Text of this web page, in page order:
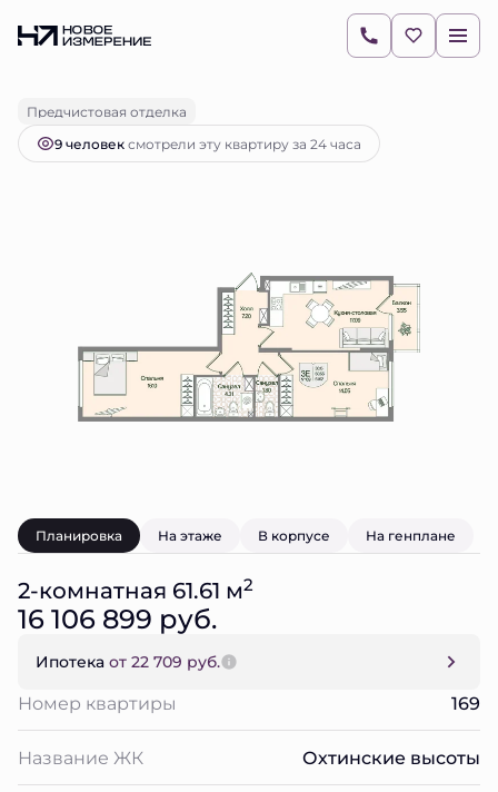
2-комнатная 16 106 899 руб.
Ипотекаот 22 709 руб.
Предчистовая отделка
9 человексмотрели эту квартиру за 24 часа
Планировка На этаже В корпусе На генплане
2-комнатная 61.61 м2
16 106 899 руб.
Ипотека от 22 709 руб.
Номер квартиры 169
Название ЖК Охтинские высоты